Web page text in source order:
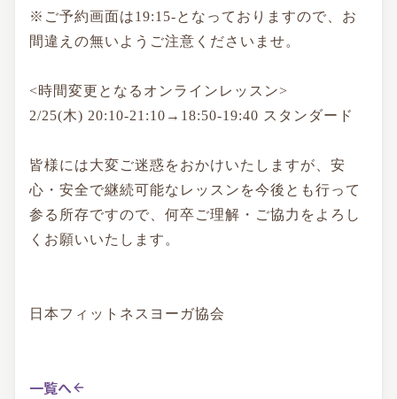
※ご予約画面は19:15-となっておりますので、お
間違えの無いようご注意くださいませ。
<時間変更となるオンラインレッスン>
2/25(木) 20:10-21:10→18:50-19:40 スタンダード
皆様には大変ご迷惑をおかけいたしますが、安
心・安全で継続可能なレッスンを今後とも行って
参る所存ですので、何卒ご理解・ご協力をよろし
くお願いいたします。
日本フィットネスヨーガ協会
一覧へ